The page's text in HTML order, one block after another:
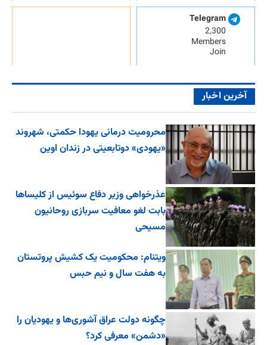
Telegram
2,300
Members
Join
آخرین اخبار
محرومیت درمانی یهودا حکمتی، شهروند
«یهودی» دوتابعیتی در زندان اوین
عذرخواهی وزیر دفاع سوئیس از کلیساها
بابت لغو معافیت سربازی روحانیون
مسیحی
ویتنام: محکومیت یک کشیش پروتستان
به هفت سال و نیم حبس
چگونه دولت عراق آشوری‌ها و یهودیان را
«دشمن» معرفی کرد؟